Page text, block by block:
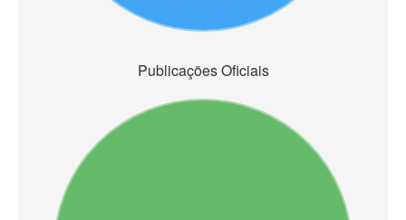
Publicações Oficiais